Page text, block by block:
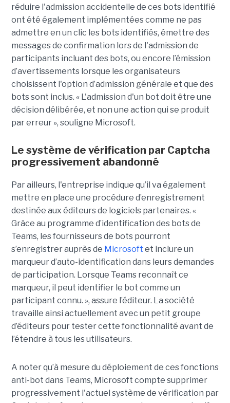
réduire l'admission accidentelle de ces bots identifié
ont été également implémentées comme ne pas
admettre en un clic les bots identifiés, émettre des
messages de confirmation lors de l'admission de
participants incluant des bots, ou encore l’émission
d’avertissements lorsque les organisateurs
choisissent l'option d’admission générale et que des
bots sont inclus. « L'admission d'un bot doit être une
décision délibérée, et non une action qui se produit
par erreur », souligne Microsoft.
Le système de vérification par Captcha
progressivement abandonné
Par ailleurs, l'entreprise indique qu’il va également
mettre en place une procédure d’enregistrement
destinée aux éditeurs de logiciels partenaires. «
Grâce au programme d’identification des bots de
Teams, les fournisseurs de bots pourront
s’enregistrer auprès de Microsoft et inclure un
marqueur d’auto-identification dans leurs demandes
de participation. Lorsque Teams reconnaît ce
marqueur, il peut identifier le bot comme un
participant connu. », assure l’éditeur. La société
travaille ainsi actuellement avec un petit groupe
d’éditeurs pour tester cette fonctionnalité avant de
l’étendre à tous les utilisateurs.
A noter qu’à mesure du déploiement de ces fonctions
anti-bot dans Teams, Microsoft compte supprimer
progressivement l'actuel système de vérification par